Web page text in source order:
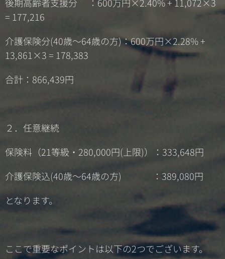
= 177,216
介護保険分(40歳～64歳の方)：600万円×2.28% +
13,861×3 = 178,383
合計：866,439円
２．任意継続
保険料（21等級・280,000円(上限)）：333,648円
介護保険込(40歳～64歳の方) ：389,080円
となります。
ここで重要なポイントは以下の2つでございます。